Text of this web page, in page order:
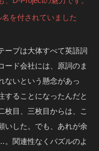
を付されていました
ープは大体すべて英語詞
ード会社には、原詞のま
ないという懸念があっ
することになったんだと
枚目、三枚目からは、こ
いした。でも、あれが余
関連性なくパズルのよ